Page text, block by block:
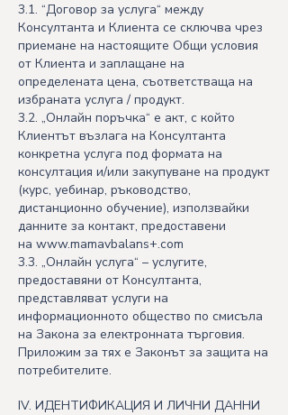
3.1. “Договор за услуга“ между
Консултанта и Клиента се сключва чрез
приемане на настоящите Общи условия
от Клиента и заплащане на
определената цена, съответстваща на
избраната услуга / продукт.
3.2. „Онлайн поръчка“ е акт, с който
Клиентът възлага на Консултанта
конкретна услуга под формата на
консултация и/или закупуване на продукт
(курс, уебинар, ръководствo,
дистанционно обучение), използвайки
данните за контакт, предоставени
на www.mamavbalans+.com
3.3. „Онлайн услуга“ – услугите,
предоставяни от Консултанта,
представляват услуги на
информационното общество по смисъла
на Закона за електронната търговия.
Приложим за тях е Законът за защита на
потребителите.
IV. ИДЕНТИФИКАЦИЯ И ЛИЧНИ ДАННИ